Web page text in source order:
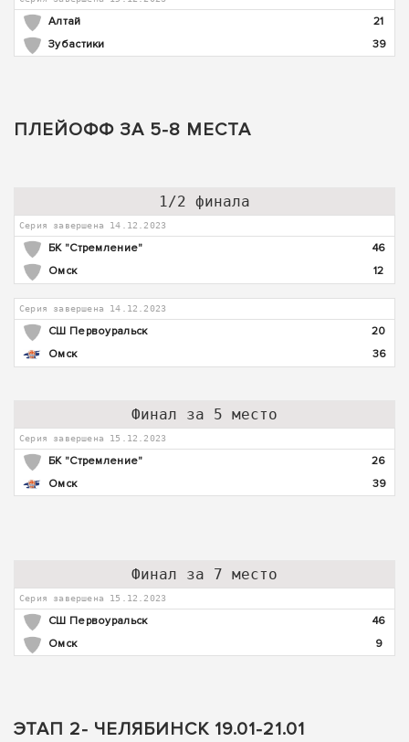
Алтай
21
Зубастики
39
ПЛЕЙОФФ ЗА 5-8 МЕСТА
1/2 финала
Серия завершена 14.12.2023
БК "Стремление"
46
Омск
12
Серия завершена 14.12.2023
СШ Первоуральск
20
Омск
36
Финал за 5 место
Серия завершена 15.12.2023
БК "Стремление"
26
Омск
39
Финал за 7 место
Серия завершена 15.12.2023
СШ Первоуральск
46
Омск
9
ЭТАП 2- ЧЕЛЯБИНСК 19.01-21.01